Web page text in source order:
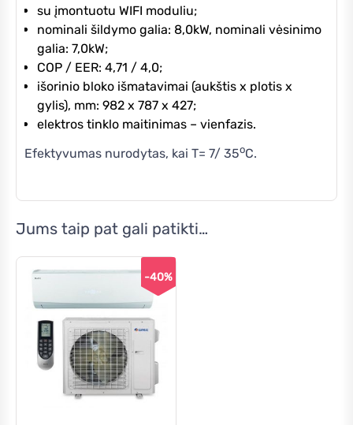
su įmontuotu WIFI moduliu;
nominali šildymo galia: 8,0kW, nominali vėsinimo
galia: 7,0kW;
COP / EER: 4,71 / 4,0;
išorinio bloko išmatavimai (aukštis x plotis x
gylis), mm: 982 x 787 x 427;
elektros tinklo maitinimas – vienfazis.
Efektyvumas nurodytas, kai T= 7/ 35oC.
Jums taip pat gali patikti…
-40%